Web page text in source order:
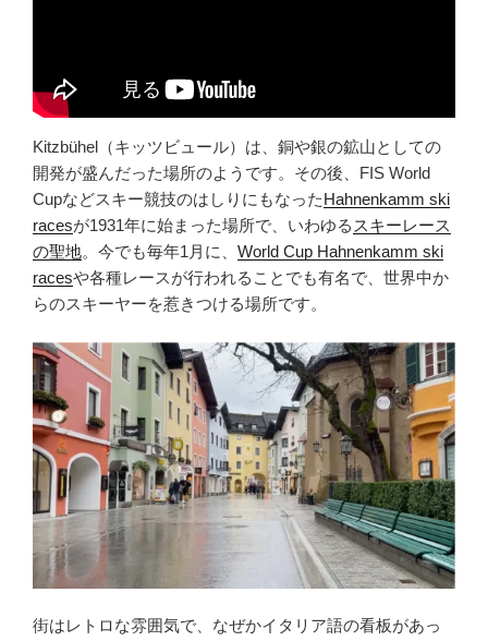
Kitzbühel（キッツビュール）は、銅や銀の鉱山としての
開発が盛んだった場所のようです。その後、FIS World
Cupなどスキー競技のはしりにもなったHahnenkamm ski
racesが1931年に始まった場所で、いわゆる スキーレース
の聖地。今でも毎年1月に、 World Cup Hahnenkamm ski
racesや各種レースが行われることでも有名で、世界中か
らのスキーヤーを惹きつける場所です。
街はレトロな雰囲気で、なぜかイタリア語の看板があっ